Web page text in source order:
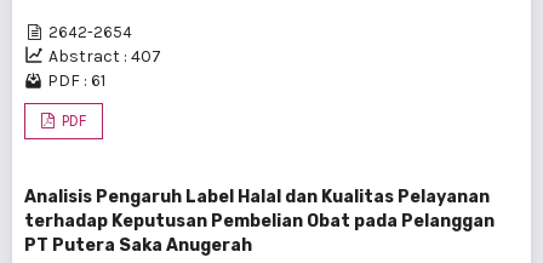
2642-2654
Abstract : 407
PDF : 61
PDF
Analisis Pengaruh Label Halal dan Kualitas Pelayanan
terhadap Keputusan Pembelian Obat pada Pelanggan
PT Putera Saka Anugerah